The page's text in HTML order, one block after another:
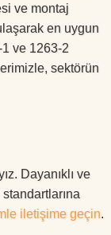
ve montaj
en uygun
ve 1263-2
sektörün
Dayanıklı ve
iletişime geçin.